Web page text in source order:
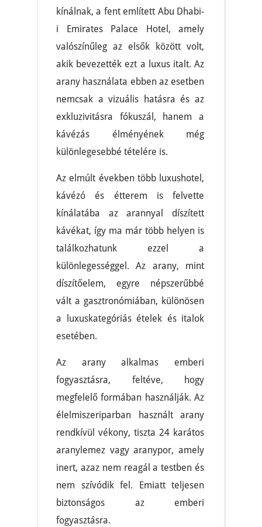
kínálnak, a fent említett Abu Dhabi-
i Emirates Palace Hotel, amely
valószínűleg az elsők között volt,
akik bevezették ezt a luxus italt. Az
arany használata ebben az esetben
nemcsak a vizuális hatásra és az
exkluzivitásra fókuszál, hanem a
kávézás élményének még
különlegesebbé tételére is.
Az elmúlt években több luxushotel,
kávézó és étterem is felvette
kínálatába az arannyal díszített
kávékat, így ma már több helyen is
találkozhatunk ezzel a
különlegességgel. Az arany, mint
díszítőelem, egyre népszerűbbé
vált a gasztronómiában, különösen
a luxuskategóriás ételek és italok
esetében.
Az arany alkalmas emberi
fogyasztásra, feltéve, hogy
megfelelő formában használják. Az
élelmiszeriparban használt arany
rendkívül vékony, tiszta 24 karátos
aranylemez vagy aranypor, amely
inert, azaz nem reagál a testben és
nem szívódik fel. Emiatt teljesen
biztonságos az emberi
fogyasztásra.